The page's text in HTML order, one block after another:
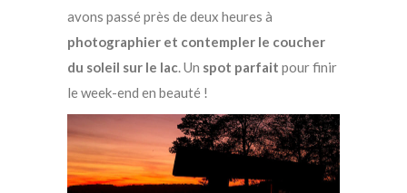
avons passé près de deux heures à
photographier et contempler le coucher
du soleil sur le lac. Un spot parfait pour finir
le week-end en beauté !